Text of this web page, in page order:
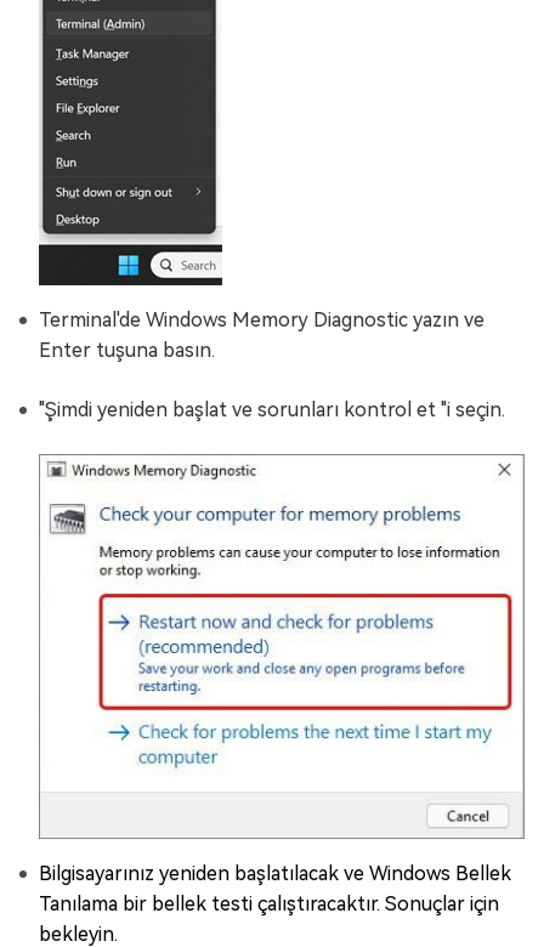
Terminal'de Windows Memory Diagnostic yazın ve
Enter tuşuna basın.
"Şimdi yeniden başlat ve sorunları kontrol et "i seçin.
Bilgisayarınız yeniden başlatılacak ve Windows Bellek
Tanılama bir bellek testi çalıştıracaktır. Sonuçlar için
bekleyin.